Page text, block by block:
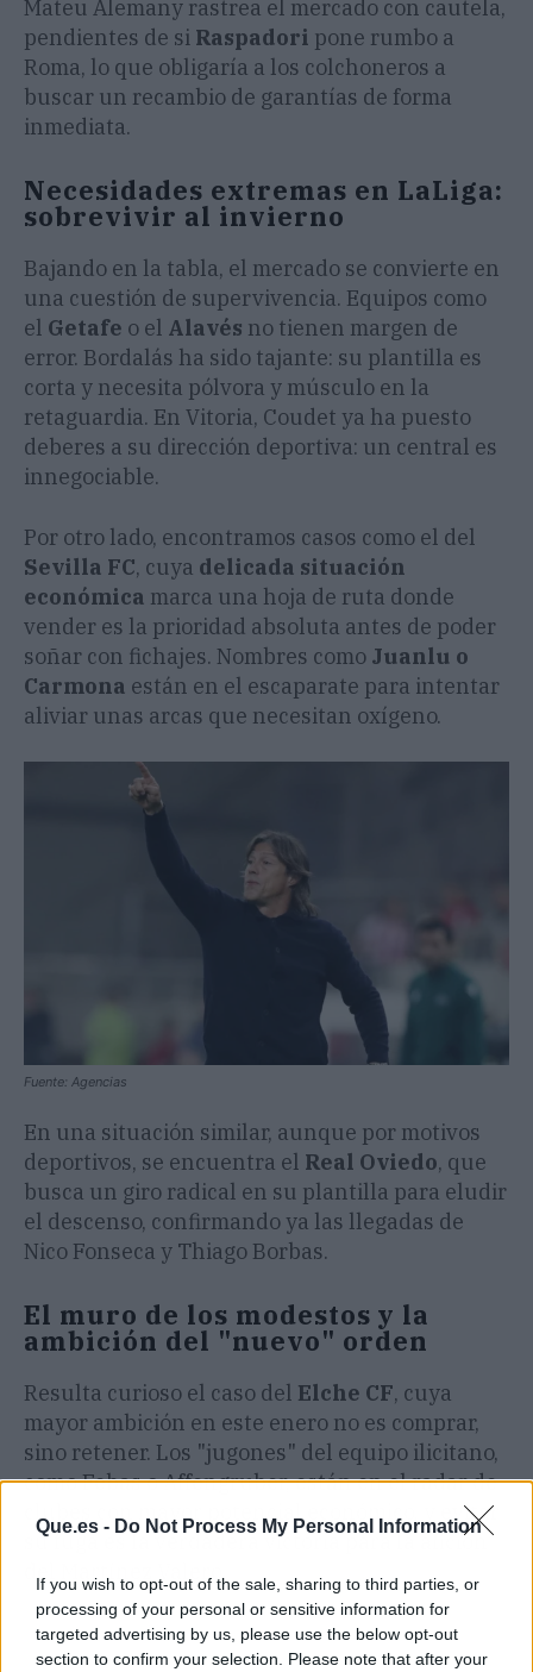
Que.es - Do Not Process My Personal Information
If you wish to opt-out of the sale, sharing to third parties, or
processing of your personal or sensitive information for
targeted advertising by us, please use the below opt-out
section to confirm your selection. Please note that after your
Mateu Alemany rastrea el mercado con cautela,
pendientes de si Raspadori pone rumbo a
Roma, lo que obligaría a los colchoneros a
buscar un recambio de garantías de forma
inmediata.
​Necesidades extremas en LaLiga:
sobrevivir al invierno
​Bajando en la tabla, el mercado se convierte en
una cuestión de supervivencia. Equipos como
el Getafe o el Alavés no tienen margen de
error. Bordalás ha sido tajante: su plantilla es
corta y necesita pólvora y músculo en la
retaguardia. En Vitoria, Coudet ya ha puesto
deberes a su dirección deportiva: un central es
innegociable.
​Por otro lado, encontramos casos como el del
Sevilla FC, cuya delicada situación
económica marca una hoja de ruta donde
vender es la prioridad absoluta antes de poder
soñar con fichajes. Nombres como Juanlu o
Carmona están en el escaparate para intentar
aliviar unas arcas que necesitan oxígeno.
Fuente: Agencias
En una situación similar, aunque por motivos
deportivos, se encuentra el Real Oviedo, que
busca un giro radical en su plantilla para eludir
el descenso, confirmando ya las llegadas de
Nico Fonseca y Thiago Borbas.
​El muro de los modestos y la
ambición del "nuevo" orden
​Resulta curioso el caso del Elche CF, cuya
mayor ambición en este enero no es comprar,
sino retener. Los "jugones" del equipo ilicitano,
como Febas o Affengruber, están en el radar de
clubes con mayor potencial económico, y evitar
su fuga es la verdadera victoria para la afición
del Martínez Valero.